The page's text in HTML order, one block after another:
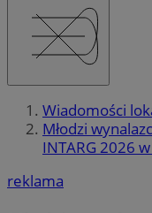
Wiadomości
Młodzi
INTARG 2026
reklama